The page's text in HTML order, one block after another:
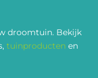
droomtuin. Bekijk
tuinproducten en